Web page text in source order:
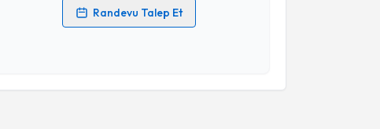
Randevu Talep Et
Kişisel verilerimin işlenmesine ilişkinAydınlatma Metni